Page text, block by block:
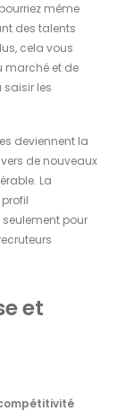
même
des talents
cela vous
marché et de
saisir les
deviennent la
de nouveaux
La
pour
et